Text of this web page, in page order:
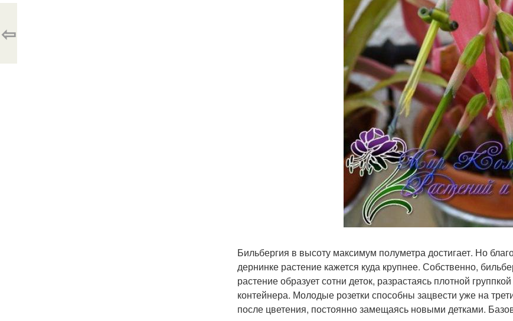
Бильбергия в высоту максимум полуметра достигает. Но
дернинке растение кажется куда крупнее. Собственно,
растение образует сотни деток, разрастаясь плотной
контейнера. Молодые розетки способны зацвести уже на
после цветения, постоянно замещаясь новыми детками.
⇦